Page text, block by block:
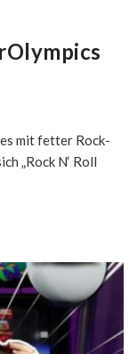
mit fetter Rock-
„Rock N‘ Roll